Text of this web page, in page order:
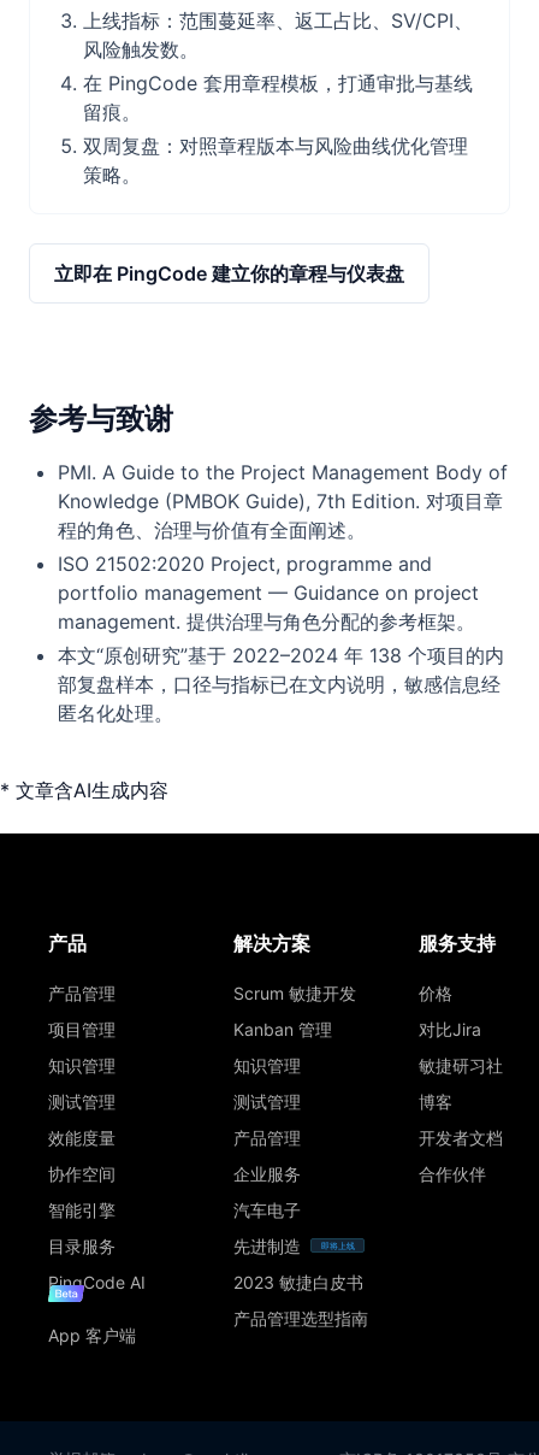
上线指标：范围蔓延率、返工占比、SV/CPI、
风险触发数。
在 PingCode 套用章程模板，打通审批与基线
留痕。
双周复盘：对照章程版本与风险曲线优化管理
策略。
立即在 PingCode 建立你的章程与仪表盘
参考与致谢
PMI. A Guide to the Project Management Body of
Knowledge (PMBOK Guide), 7th Edition. 对项目章
程的角色、治理与价值有全面阐述。
ISO 21502:2020 Project, programme and
portfolio management — Guidance on project
management. 提供治理与角色分配的参考框架。
本文“原创研究”基于 2022–2024 年 138 个项目的内
部复盘样本，口径与指标已在文内说明，敏感信息经
匿名化处理。
* 文章含AI生成内容
产品
产品管理
项目管理
知识管理
测试管理
效能度量
协作空间
智能引擎
目录服务
PingCode AI
App 客户端
解决方案
Scrum 敏捷开发
Kanban 管理
知识管理
测试管理
产品管理
企业服务
汽车电子
先进制造
即将上线
2023 敏捷白皮书
产品管理选型指南
服务支持
价格
对比Jira
敏捷研习社
博客
开发者文档
合作伙伴